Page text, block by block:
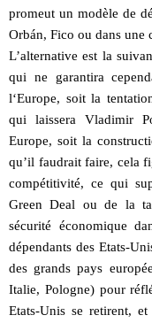
promeut un modèle de
Orbán, Fico ou dans une
L’alternative est la
qui ne garantira
l‘Europe, soit la
qui laissera Vladimir
Europe, soit la
qu’il faudrait faire, cela
compétitivité, ce qui
Green Deal ou de la
sécurité économique
dépendants des Etats-
des grands pays
Italie, Pologne) pour
Etats-Unis se retirent,